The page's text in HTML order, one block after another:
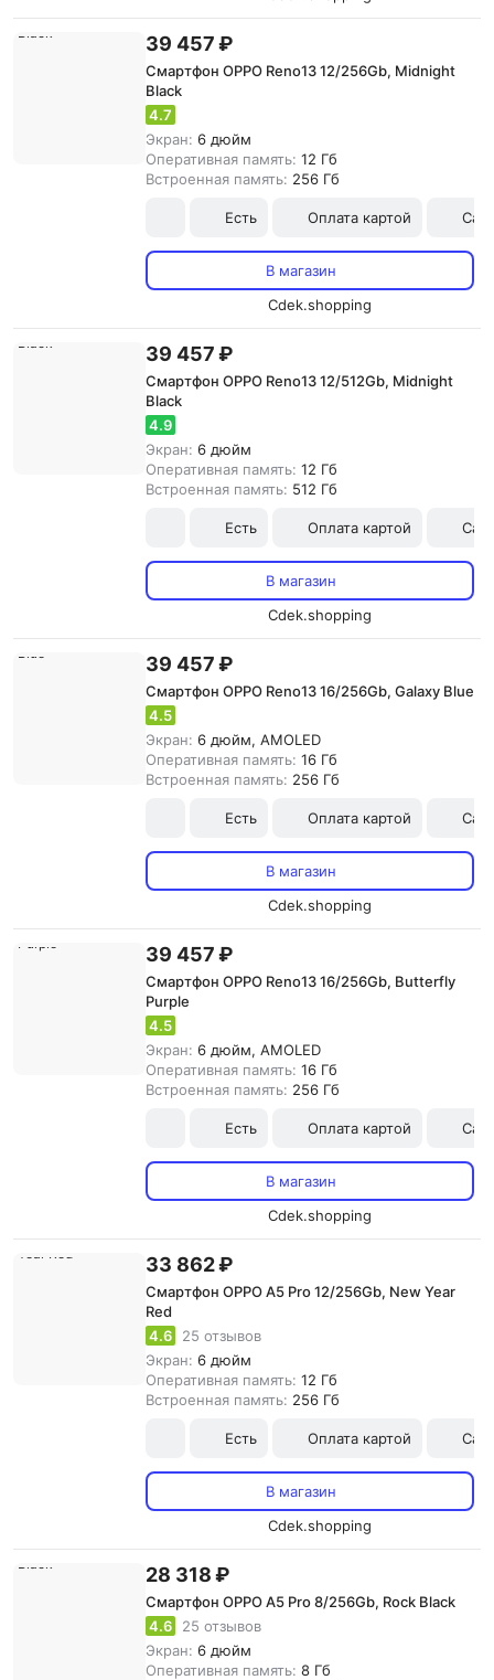
39 457 ₽
Смартфон OPPO Reno13 12/256Gb, Midnight
Black
4.7
Экран: 6 дюйм
Оперативная память: 12 Гб
Встроенная память: 256 Гб
Есть Оплата картой
В магазин
Cdek.shopping
39 457 ₽
Смартфон OPPO Reno13 12/512Gb, Midnight
Black
4.9
Экран: 6 дюйм
Оперативная память: 12 Гб
Встроенная память: 512 Гб
Есть Оплата картой
В магазин
Cdek.shopping
39 457 ₽
Смартфон OPPO Reno13 16/256Gb, Galaxy Blue
4.5
Экран: 6 дюйм, AMOLED
Оперативная память: 16 Гб
Встроенная память: 256 Гб
Есть Оплата картой
В магазин
Cdek.shopping
39 457 ₽
Смартфон OPPO Reno13 16/256Gb, Butterfly
Purple
4.5
Экран: 6 дюйм, AMOLED
Оперативная память: 16 Гб
Встроенная память: 256 Гб
Есть Оплата картой
В магазин
Cdek.shopping
33 862 ₽
Смартфон OPPO A5 Pro 12/256Gb, New Year
Red
4.6
25 отзывов
Экран: 6 дюйм
Оперативная память: 12 Гб
Встроенная память: 256 Гб
Есть Оплата картой
В магазин
Cdek.shopping
28 318 ₽
Смартфон OPPO A5 Pro 8/256Gb, Rock Black
4.6
25 отзывов
Экран: 6 дюйм
Оперативная память: 8 Гб